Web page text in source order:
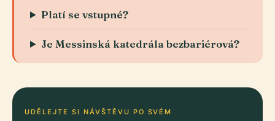
Platí se vstupné?
Je Messinská katedrála bezbariérová?
UDĚLEJTE SI NÁVŠTĚVU PO SVÉM